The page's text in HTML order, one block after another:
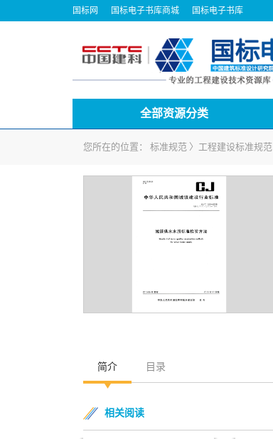
国标网 国标电子书库商城 国标电子书库
全部资源分类
您所在的位置： 标准规范 〉 工程建设标准规范
简介 目录
相关阅读